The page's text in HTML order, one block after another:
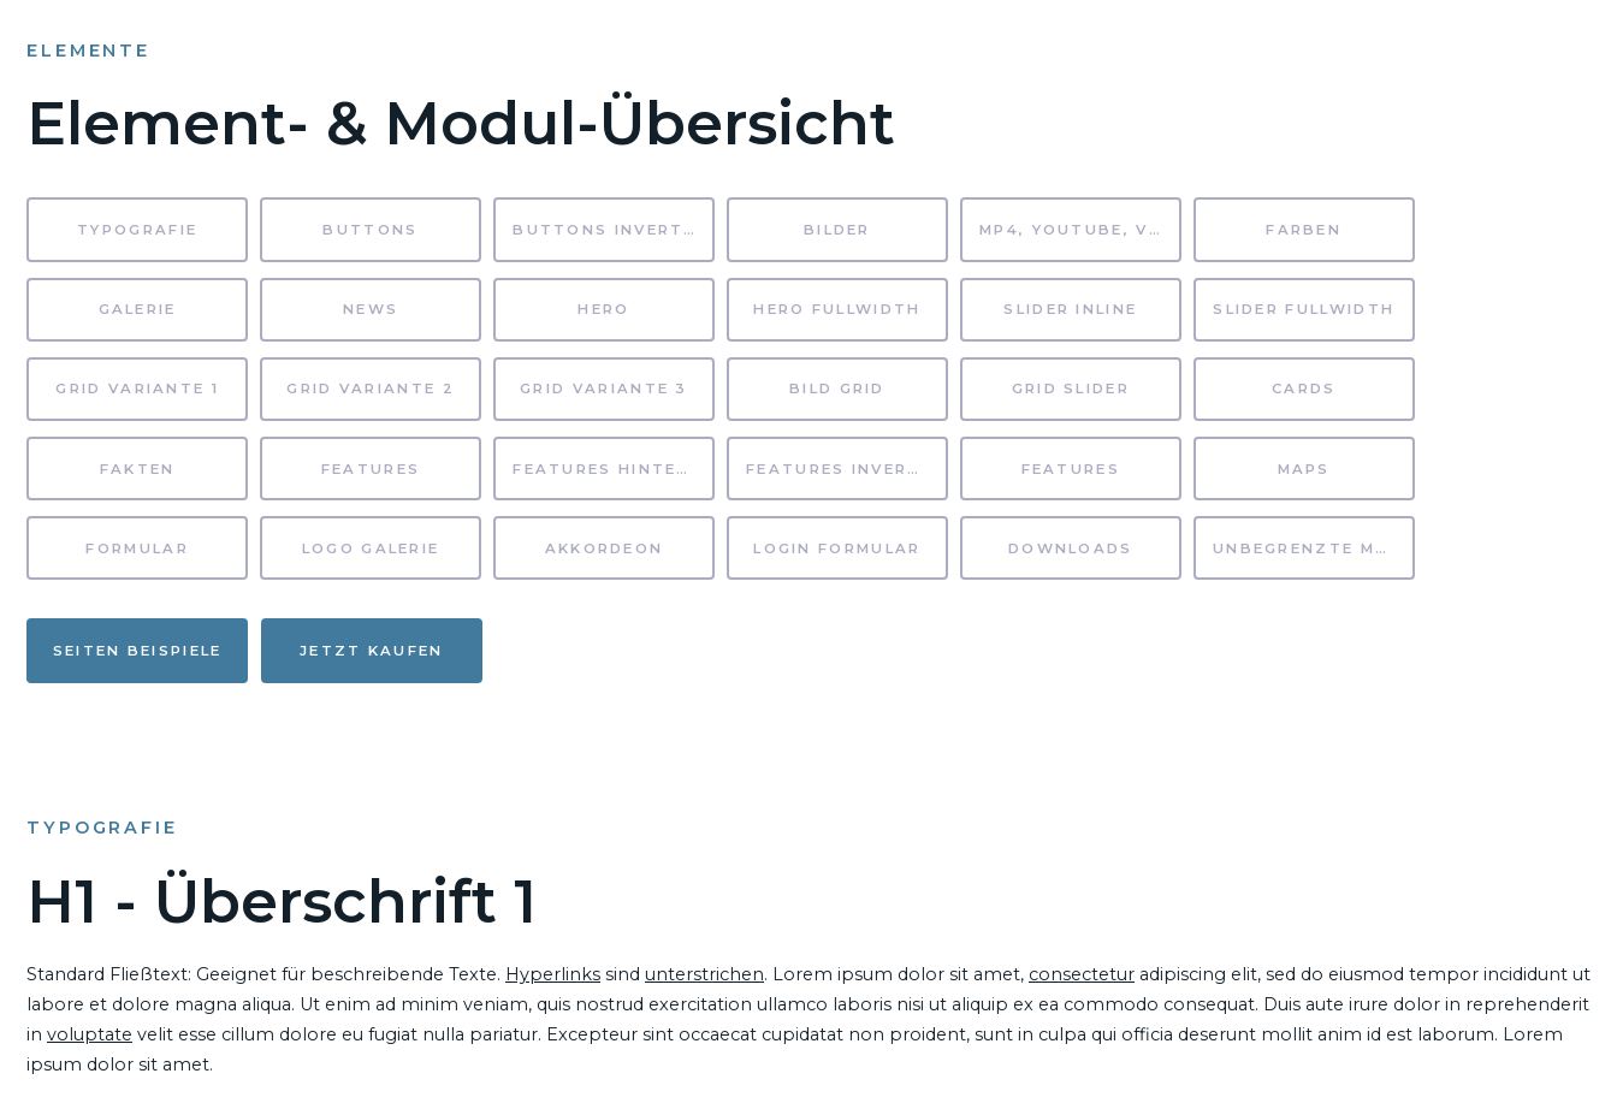
ELEMENTE
Element- & Modul-Übersicht
TYPOGRAFIE BUTTONS BUTTONS INVERTIERT BILDER MP4, YOUTUBE, VIMEO FARBEN
GALERIE NEWS HERO HERO FULLWIDTH SLIDER INLINE SLIDER FULLWIDTH
GRID VARIANTE 1 GRID VARIANTE 2 GRID VARIANTE 3 BILD GRID GRID SLIDER CARDS
FAKTEN FEATURES FEATURES HINTERGRUND FEATURES INVERTIERT FEATURES MAPS
FORMULAR LOGO GALERIE AKKORDEON LOGIN FORMULAR DOWNLOADS UNBEGRENZTE MÖGLICHKEITEN
SEITEN BEISPIELE JETZT KAUFEN
TYPOGRAFIE
H1 - Überschrift 1
Standard Fließtext: Geeignet für beschreibende Texte. Hyperlinks sind unterstrichen. Lorem ipsum dolor sit amet, consectetur adipiscing elit, sed do eiusmod tempor incididunt ut
labore et dolore magna aliqua. Ut enim ad minim veniam, quis nostrud exercitation ullamco laboris nisi ut aliquip ex ea commodo consequat. Duis aute irure dolor in reprehenderit
in voluptate velit esse cillum dolore eu fugiat nulla pariatur. Excepteur sint occaecat cupidatat non proident, sunt in culpa qui officia deserunt mollit anim id est laborum. Lorem
ipsum dolor sit amet.